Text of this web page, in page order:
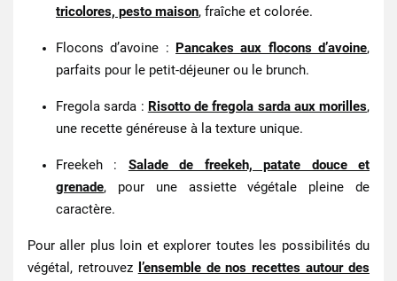
tricolores, pesto maison, fraîche et colorée.
Flocons d’avoine : Pancakes aux flocons d’avoine,
parfaits pour le petit-déjeuner ou le brunch.
Fregola sarda : Risotto de fregola sarda aux morilles,
une recette généreuse à la texture unique.
Freekeh : Salade de freekeh, patate douce et
grenade, pour une assiette végétale pleine de
caractère.
Pour aller plus loin et explorer toutes les possibilités du
végétal, retrouvez l’ensemble de nos recettes autour des